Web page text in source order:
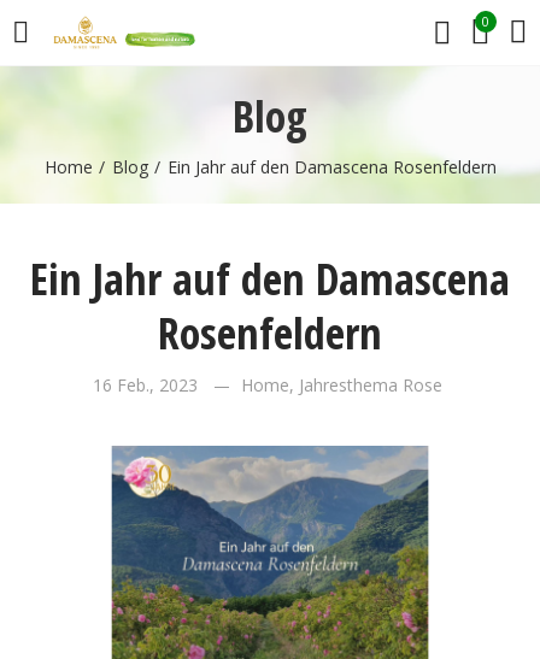
0
Blog
Home Blog Ein Jahr auf den Damascena Rosenfeldern
Ein Jahr auf den Damascena
Rosenfeldern
16 Feb., 2023 Home, Jahresthema Rose